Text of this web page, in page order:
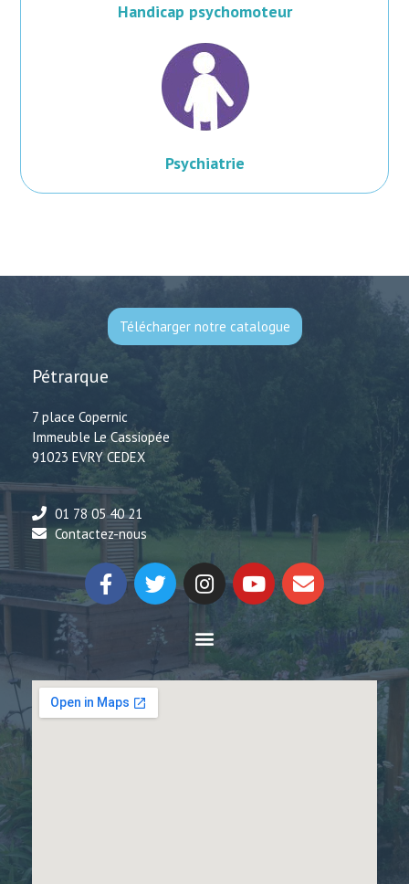
Handicap psychomoteur
Psychiatrie
Télécharger notre catalogue
Pétrarque
7 place Copernic
Immeuble Le Cassiopée
91023 EVRY CEDEX
01 78 05 40 21
Contactez-nous